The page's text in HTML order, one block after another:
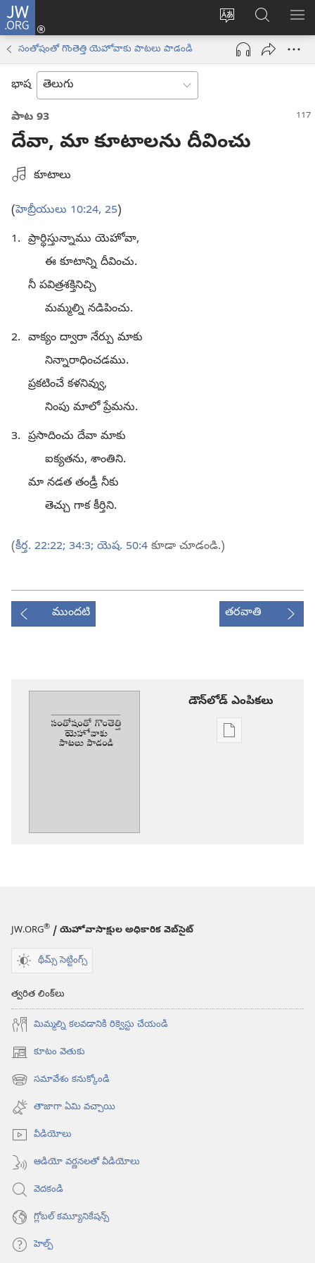
JW.ORG
సైట్
భాష
మార్చండి
లాగిన్
(కొత్త
ఓపెన్‌
JW.ORGలో
వెదకండి
సంతోషంతో గొంతెత్తి యెహోవాకు పాటలు పాడండి
భాష
పాట 93
దేవా, మా కూటాలను దీవించు
ఒక
రికార్డింగ్‌ను
కూటాలు
(హెబ్రీయులు 10:24, 25)
1. ప్రార్థిస్తున్నాము యెహోవా,
ఈ కూటాన్ని దీవించు.
నీ పవిత్రశక్తినిచ్చి
మమ్మల్ని నడిపించు.
2. వాక్యం ద్వారా నేర్పు మాకు
నిన్నారాధించడము.
ప్రకటించే కళనివ్వు,
నింపు మాలో ప్రేమను.
3. ప్రసాదించు దేవా మాకు
ఐక్యతను, శాంతిని.
మా నడత తండ్రీ నీకు
తెచ్చు గాక కీర్తిని.
(కీర్త. 22:22; 34:3; యెష. 50:4 కూడా చూడండి.)
ముందటి తరవాతి
డౌన్‌లోడ్‌ ఎంపికలు
ప్రచురణల
JW.ORG® / యెహోవాసాక్షుల అధికారిక వెబ్‌సైట్‌
థీమ్స్ సెట్టింగ్స్
త్వరిత లింక్‌లు
మిమ్మల్ని కలవడానికి రిక్వెస్టు చేయండి
కూటం వెతుకు
(కొత్త
విండో
ఓపెన్‌
అవుతుంది)
సమావేశం కనుక్కోండి
(కొత్త
విండో
ఓపెన్‌
అవుతుంది)
తాజాగా ఏమి వచ్చాయి
వీడియోలు
ఆడియో వర్ణనలతో వీడియోలు
వెదకండి
గ్లోబల్‌ కమ్యూనికేషన్స్‌
హెల్ప్‌